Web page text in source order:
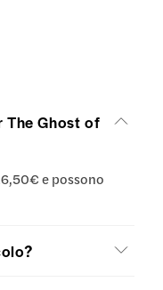
Ghost of
e possono